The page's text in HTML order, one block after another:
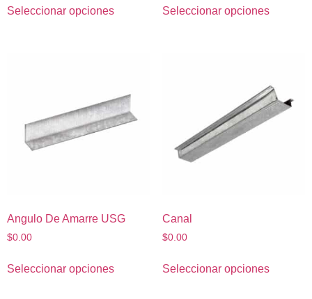
Seleccionar opciones Seleccionar opciones
Angulo De Amarre USG
$0.00
Seleccionar opciones
Canal
$0.00
Seleccionar opciones